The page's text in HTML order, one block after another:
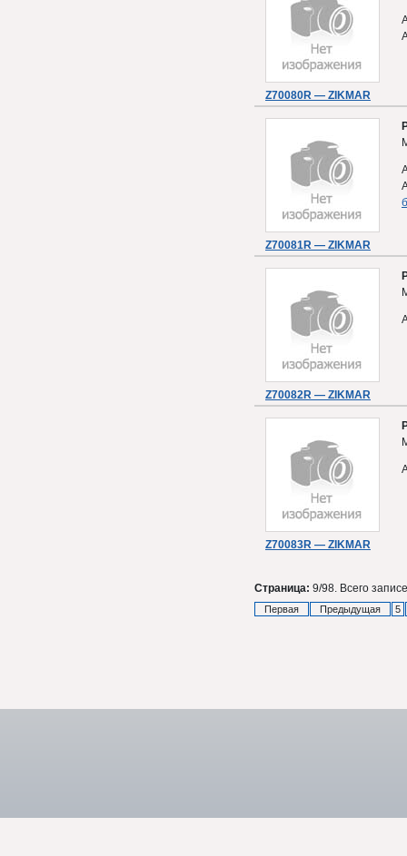
Z70080R — ZIKMAR
Z70081R — ZIKMAR
Z70082R — ZIKMAR
Z70083R — ZIKMAR
Страница: 9/98. Всего
Первая Предыдущая 5